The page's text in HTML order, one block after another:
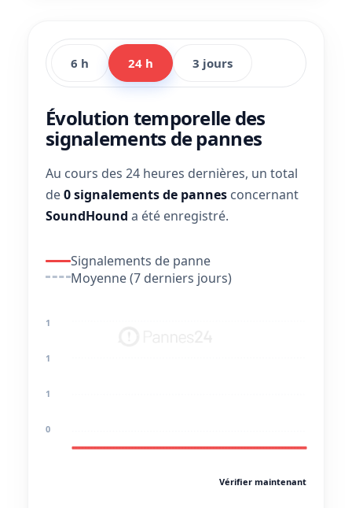
6 h 24 h 3 jours
Évolution temporelle des
signalements de pannes
Au cours des 24 heures dernières, un total
de0 signalements de pannes concernant
SoundHound a été enregistré.
Signalements de panne
Moyenne (7 derniers jours)
1
1
1
0
Vérifier maintenant